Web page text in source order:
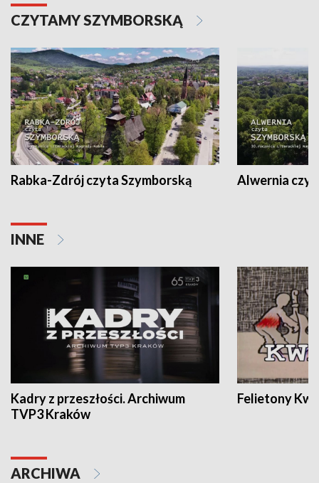
CZYTAMY SZYMBORSKĄ
Rabka-Zdrój czyta Szymborską Alwernia
INNE
Kadry z przeszłości. Archiwum
TVP3 Kraków
Felietony
ARCHIWA